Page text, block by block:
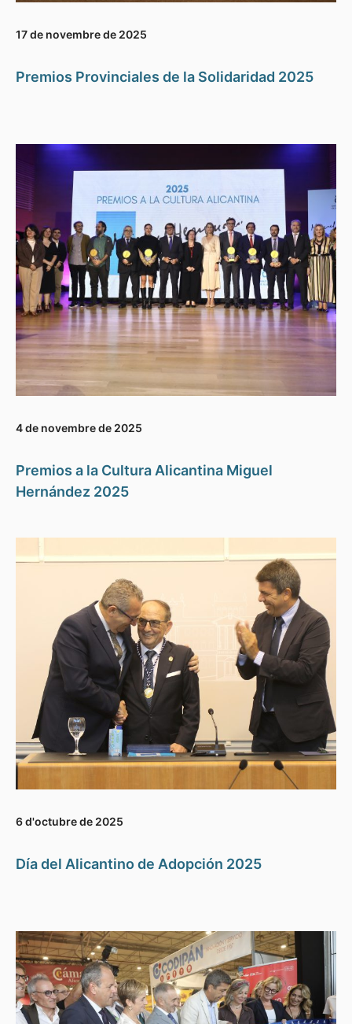
17 de novembre de 2025
Premios Provinciales de la Solidaridad 2025
4 de novembre de 2025
Premios a la Cultura Alicantina Miguel
Hernández 2025
6 d'octubre de 2025
Día del Alicantino de Adopción 2025